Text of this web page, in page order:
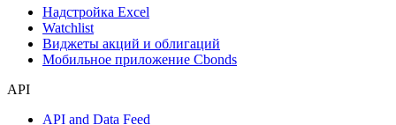
Надстройка Excel
Watchlist
Виджеты акций и облигаций
Мобильное приложение Cbonds
API
API and Data Feed